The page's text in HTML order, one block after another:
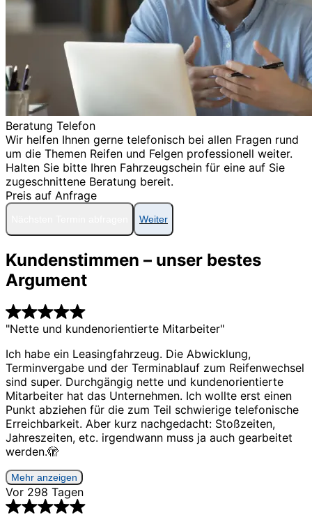
Beratung Telefon
Wir helfen Ihnen gerne telefonisch bei allen Fragen rund
um die Themen Reifen und Felgen professionell weiter.
Halten Sie bitte Ihren Fahrzeugschein für eine auf Sie
zugeschnittene Beratung bereit.
Preis auf Anfrage
Weiter
Kundenstimmen – unser bestes
Argument
"Nette und kundenorientierte Mitarbeiter"
Ich habe ein Leasingfahrzeug. Die Abwicklung,
Terminvergabe und der Terminablauf zum Reifenwechsel
sind super. Durchgängig nette und kundenorientierte
Mitarbeiter hat das Unternehmen. Ich wollte erst einen
Punkt abziehen für die zum Teil schwierige telefonische
Erreichbarkeit. Aber kurz nachgedacht: Stoßzeiten,
Jahreszeiten, etc. irgendwann muss ja auch gearbeitet
werden.🫣
Mehr anzeigen
Vor 298 Tagen